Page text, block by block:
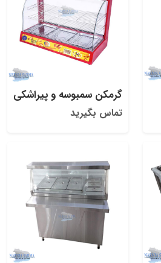
گرمکن سمبوسه و پیراشکی
تماس بگیرید